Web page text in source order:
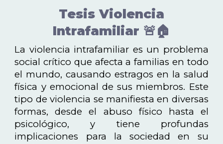
Tesis Violencia
Intrafamiliar 🚨🏠
La violencia intrafamiliar es un problema
social crítico que afecta a familias en todo
el mundo, causando estragos en la salud
física y emocional de sus miembros. Este
tipo de violencia se manifiesta en diversas
formas, desde el abuso físico hasta el
psicológico, y tiene profundas
implicaciones para la sociedad en su